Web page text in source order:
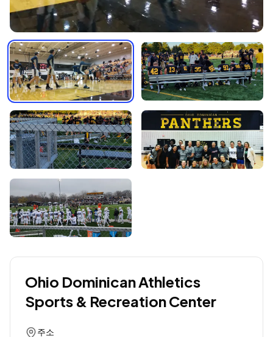
Ohio Dominican Athletics
Sports & Recreation Center
주소